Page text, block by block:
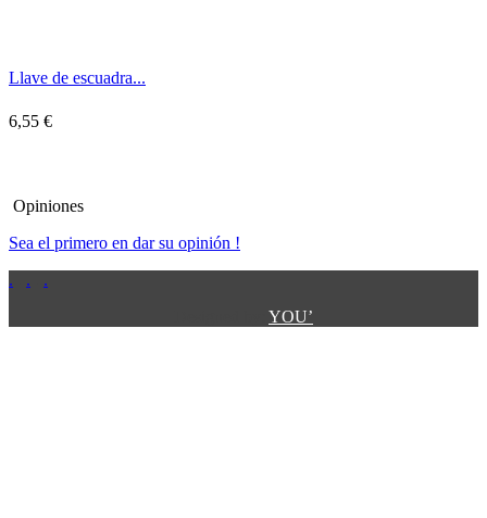
Llave de escuadra...
6,55 €
Opiniones
Sea el primero en dar su opinión !
.
.
.
YOU’